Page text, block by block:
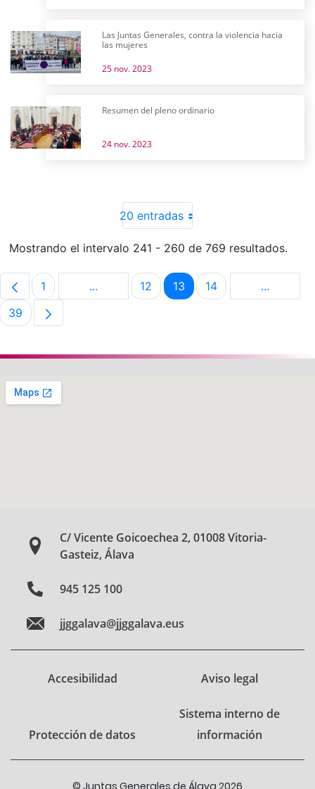
Las Juntas Generales, contra la violencia hacia
las mujeres
25 nov. 2023
Resumen del pleno ordinario
24 nov. 2023
20 entradas
Mostrando el intervalo 241 - 260 de 769 resultados.
Página
1 ...Páginas intermedias Use TAB para
Página
12 Página
13 Página
14 ...Páginas
Página
39
C/ Vicente Goicoechea 2, 01008 Vitoria-
Gasteiz, Álava
945 125 100
jjggalava@jjggalava.eus
Accesibilidad Aviso legal
Protección de datos
Sistema interno de
información